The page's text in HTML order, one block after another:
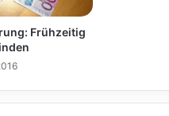
Frühzeitig